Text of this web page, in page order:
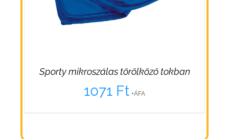
Sporty mikroszálas törölköző tokban
1071 Ft +ÁFA